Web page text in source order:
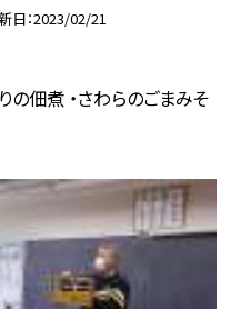
日 2023/02/21
の佃煮 ・さわらのごまみそ